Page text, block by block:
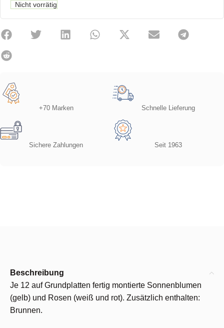
Nicht vorrätig
+70 Marken Schnelle Lieferung
Sichere Zahlungen Seit 1963
Beschreibung
Je 12 auf Grundplatten fertig montierte Sonnenblumen
(gelb) und Rosen (weiß und rot). Zusätzlich enthalten:
Brunnen.